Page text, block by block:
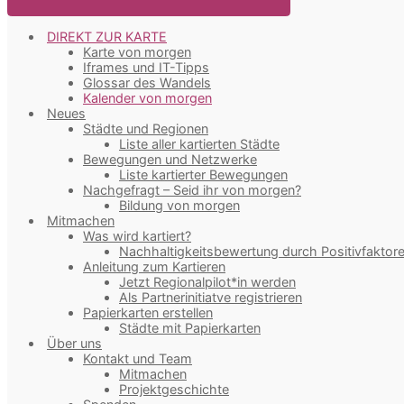
DIREKT ZUR KARTE
Karte von morgen
Iframes und IT-Tipps
Glossar des Wandels
Kalender von morgen
Neues
Städte und Regionen
Liste aller kartierten Städte
Bewegungen und Netzwerke
Liste kartierter Bewegungen
Nachgefragt – Seid ihr von morgen?
Bildung von morgen
Mitmachen
Was wird kartiert?
Nachhaltigkeitsbewertung durch
Anleitung zum Kartieren
Jetzt Regionalpilot*in werden
Als Partnerinitiatve registrieren
Papierkarten erstellen
Städte mit Papierkarten
Über uns
Kontakt und Team
Mitmachen
Projektgeschichte